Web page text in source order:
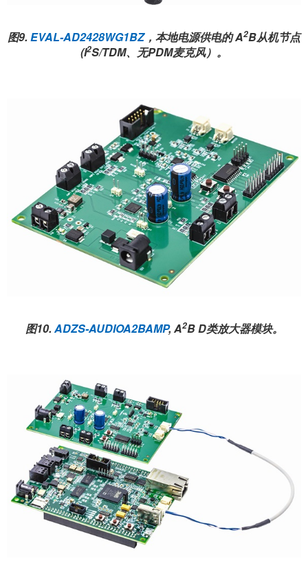
图9. EVAL-AD2428WG1BZ，本地电源供电的 A2B从机节点
(I2S/TDM、无PDM麦克风）。
图10. ADZS-AUDIOA2BAMP, A2B D类放大器模块。